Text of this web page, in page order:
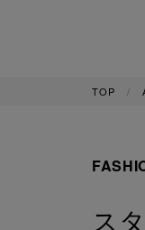
TOP
ス